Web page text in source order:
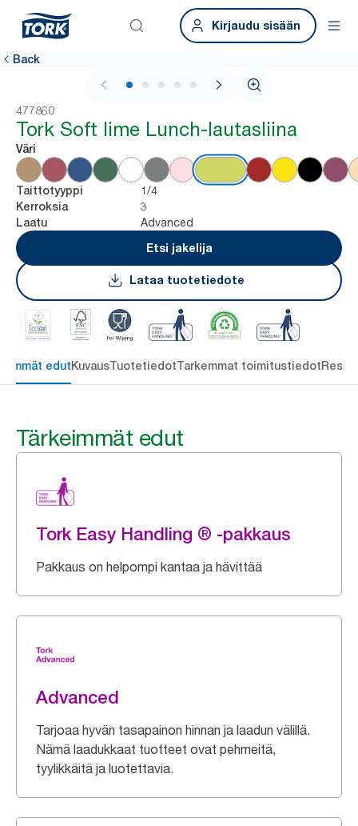
Kirjaudu sisään
Back
1 / 5
477860
Tork Soft lime Lunch-lautasliina
Väri
Taittotyyppi 1/4
Kerroksia 3
Laatu
Advanced
Etsi jakelija
Lataa tuotetiedote
edutKuvausTuotetiedotTarkemmat toimitustiedot
Tärkeimmät edut
Tork Easy Handling ® -pakkaus
Pakkaus on helpompi kantaa ja hävittää
Advanced
Tarjoaa hyvän tasapainon hinnan ja laadun välillä.
Nämä laadukkaat tuotteet ovat pehmeitä,
tyylikkäitä ja luotettavia.